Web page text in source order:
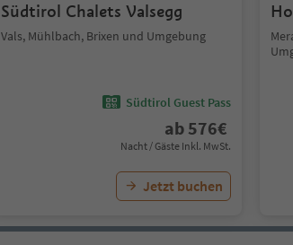
Südtirol Chalets Valsegg
Vals, Mühlbach, Brixen und Umgebung
Südtirol Guest Pass
ab 576€
Nacht / Gäste Inkl. MwSt.
Jetzt buchen